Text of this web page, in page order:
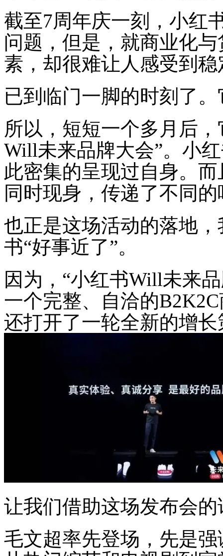
截至7周年庆一刻，小红
问题，但是，就商业化
素，却很难让人感受到
已到临门一脚的时刻了
所以，短短一个多月后
Will未来品牌大会”。小
此密集的呈现过自身。
同时现身，传递了不同
也正是这场活动的落地
书“好事近了”。
因为，“小红书Will未来
一个完整、自洽的
还打开了一轮全新的增长
让我们借助这场发布会
毛文超率先登场，先是